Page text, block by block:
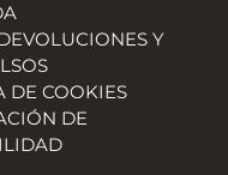
Y
DE COOKIES
DE